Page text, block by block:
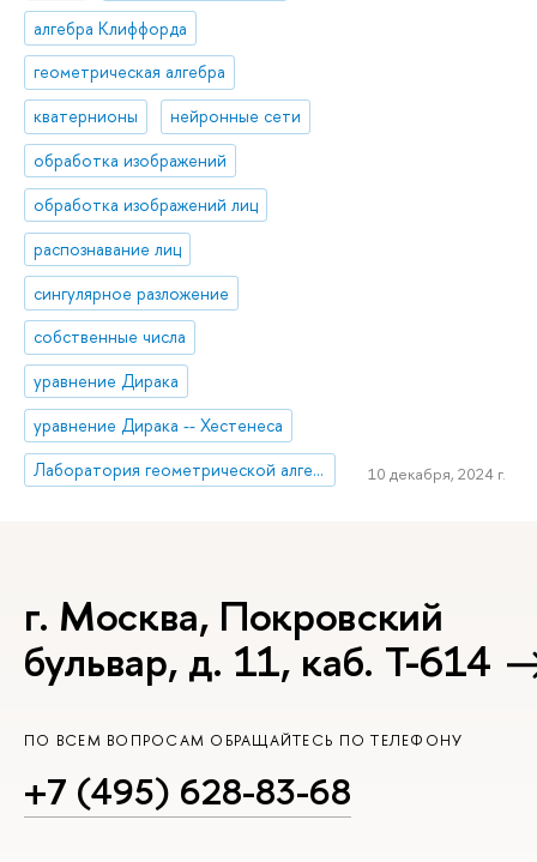
алгебра Клиффорда
геометрическая алгебра
кватернионы
нейронные сети
обработка изображений
обработка изображений лиц
распознавание лиц
сингулярное разложение
собственные числа
уравнение Дирака
уравнение Дирака -- Хестенеса
Лаборатория геометрической алгебры и приложений
10 декабря, 2024 г.
г. Москва, Покровский
бульвар, д. 11, каб. Т-614
ПО ВСЕМ ВОПРОСАМ ОБРАЩАЙТЕСЬ ПО ТЕЛЕФОНУ
+7 (495) 628-83-68